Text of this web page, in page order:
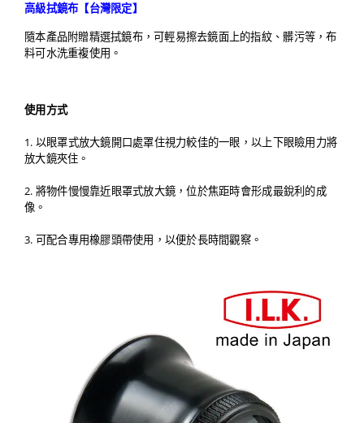
高級拭鏡布【台灣限定】
隨本產品附贈精選拭鏡布，可輕易擦去鏡面上的指紋、髒污等，布
料可水洗重複使用。
使用方式
1. 以眼罩式放大鏡開口處罩住視力較佳的一眼，以上下眼瞼用力將
放大鏡夾住。
2. 將物件慢慢靠近眼罩式放大鏡，位於焦距時會形成最銳利的成
像。
3. 可配合專用橡膠頭帶使用，以便於長時間觀察。